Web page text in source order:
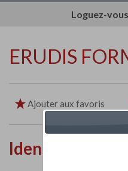
Loguez-
ERUDIS
Ajouter aux favoris
Identité de